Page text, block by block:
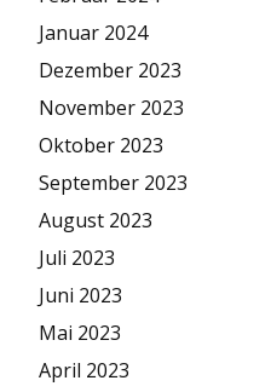
Januar 2024
Dezember 2023
November 2023
Oktober 2023
September 2023
August 2023
Juli 2023
Juni 2023
Mai 2023
April 2023